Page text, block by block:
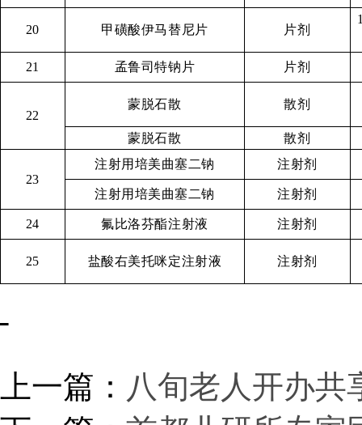
20 甲磺酸伊马替尼片 片剂
21 孟鲁司特钠片 片剂
22
蒙脱石散 散剂
蒙脱石散 散剂
23
注射用培美曲塞二钠 注射剂
注射用培美曲塞二钠 注射剂
24 氟比洛芬酯注射液 注射剂
25 盐酸右美托咪定注射液 注射剂
上一篇： 八旬老人开办共